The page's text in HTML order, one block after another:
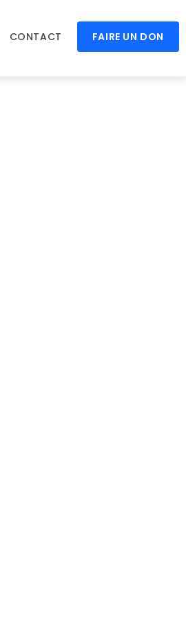
CONTACT FAIRE UN DON